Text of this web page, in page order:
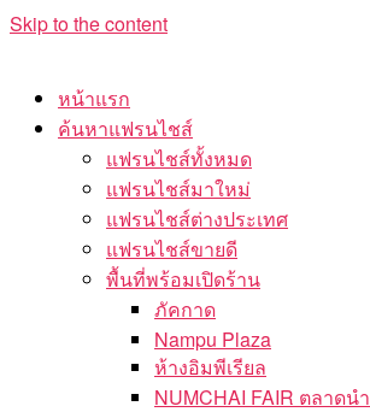
Skip to the content
หน้าแรก
ค้นหาแฟรนไชส์
แฟรนไชส์ทั้งหมด
แฟรนไชส์มาใหม่
แฟรนไชส์ต่างประเทศ
แฟรนไชส์ขายดี
พื้นที่พร้อมเปิดร้าน
ภัคกาด
Nampu Plaza
ห้างอิมพีเรียล
NUMCHAI FAIR ตลาด